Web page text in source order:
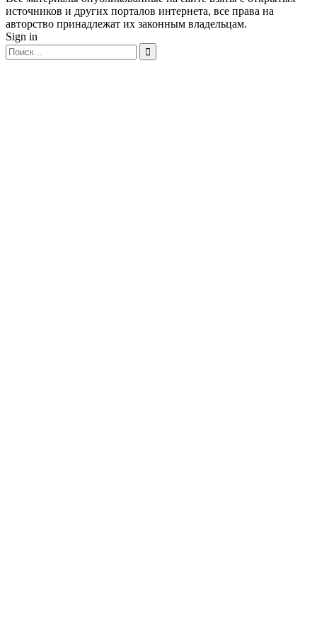
источников и других порталов интернета, все права на
авторство принадлежат их законным владельцам.
Sign in